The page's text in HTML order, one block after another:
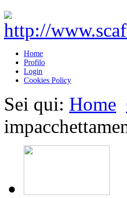
Home
Profilo
Login
Cookies Policy
Sei qui: Home